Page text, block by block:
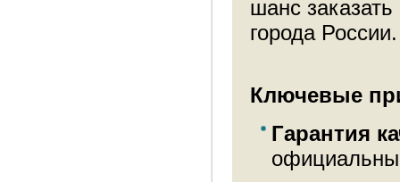
шанс
города России.
Ключевые
Гарантия